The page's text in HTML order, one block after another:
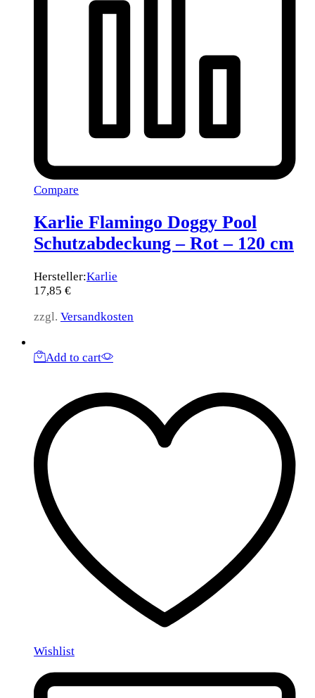
Compare
Karlie Flamingo Doggy Pool
Schutzabdeckung – Rot – 120 cm
Hersteller:Karlie
17,85 €
zzgl. Versandkosten
Add to cart
Wishlist